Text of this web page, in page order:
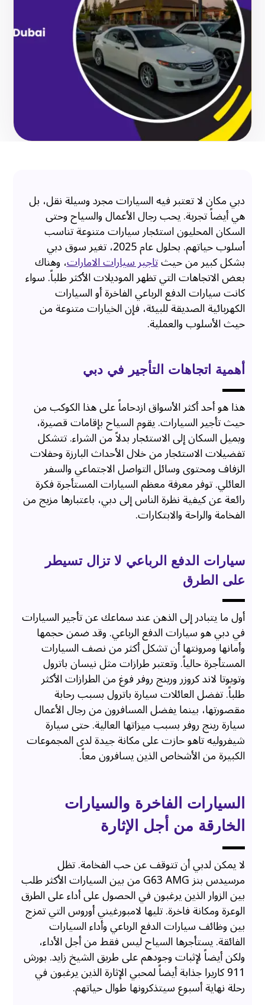
دبي مكان لا تعتبر فيه السيارات مجرد وسيلة نقل، بل
هي أيضاً تجربة. يحب رجال الأعمال والسياح وحتى
السكان المحليون استئجار سيارات متنوعة تناسب
أسلوب حياتهم. بحلول عام 2025، تغير سوق دبي
بشكل كبير من حيثتاجير سيارات الامارات، وهناك
بعض الاتجاهات التي تظهر الموديلات الأكثر طلباً. سواء
كانت سيارات الدفع الرباعي الفاخرة أو السيارات
الكهربائية الصديقة للبيئة، فإن الخيارات متنوعة من
حيث الأسلوب والعملية.
أهمية اتجاهات التأجير في دبي
هذا هو أحد أكثر الأسواق ازدحاماً على هذا الكوكب من
حيث تأجير السيارات. يقوم السياح بإقامات قصيرة،
ويميل السكان إلى الاستئجار بدلاً من الشراء. تتشكل
تفضيلات الاستئجار من خلال الأحداث البارزة وحفلات
الزفاف ومحتوى وسائل التواصل الاجتماعي والسفر
العائلي. توفر معرفة معظم السيارات المستأجرة فكرة
رائعة عن كيفية نظرة الناس إلى دبي، باعتبارها مزيج من
الفخامة والراحة والابتكارات.
سيارات الدفع الرباعي لا تزال تسيطر
على الطرق
أول ما يتبادر إلى الذهن عند سماعك عن تأجير السيارات
في دبي هو سيارات الدفع الرباعي. وقد ضمن حجمها
وأمانها ومرونتها أن تشكل أكثر من نصف السيارات
المستأجرة حالياً. وتعتبر طرازات مثل نيسان باترول
وتويوتا لاند كروزر ورينج روفر فوغ من الطرازات الأكثر
طلباً. تفضل العائلات سيارة باترول بسبب رحابة
مقصورتها، بينما يفضل المسافرون من رجال الأعمال
سيارة رينج روفر بسبب ميزاتها العالية. حتى سيارة
شيفروليه تاهو حازت على مكانة جيدة لدى المجموعات
الكبيرة من الأشخاص الذين يسافرون معاً.
السيارات الفاخرة والسيارات
الخارقة من أجل الإثارة
لا يمكن لدبي أن تتوقف عن حب الفخامة. تظل
مرسيدس بنز G63 AMG من بين السيارات الأكثر طلب
بين الزوار الذين يرغبون في الحصول على أداء على الطرق
الوعرة ومكانة فاخرة. تليها لامبورغيني أوروس التي تمزج
بين وظائف سيارات الدفع الرباعي وأداء السيارات
الفائقة. يستأجرها السياح ليس فقط من أجل الأداء،
ولكن أيضاً لإثبات وجودهم على طريق الشيخ زايد. بورش
911 كاريرا جذابة أيضاً لمحبي الإثارة الذين يرغبون في
رحلة نهاية أسبوع سيتذكرونها طوال حياتهم.